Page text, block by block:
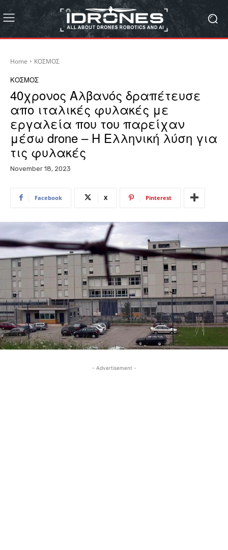
Home ΚΟΣΜΟΣ
ΚΟΣΜΟΣ
40χρονος Αλβανός δραπέτευσε
απο ιταλικές φυλακές με
εργαλεία που του παρείχαν
μέσω drone – Η Ελληνική λύση για
τις φυλακές
November 18, 2023
Facebook X Pinterest
- Advertisement -